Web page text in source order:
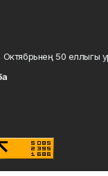
Октябрьнең 50 еллыгы